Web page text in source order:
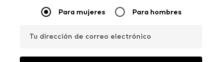
Para mujeres Para hombres
Tu dirección de correo electrónico